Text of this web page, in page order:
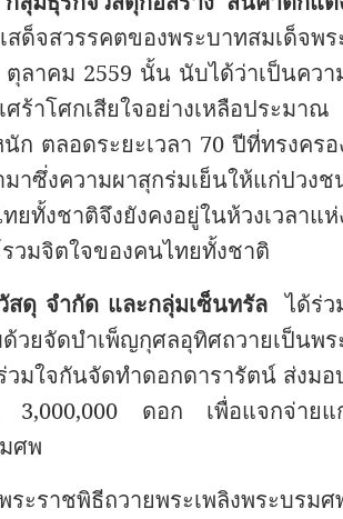
สด็จสวรรคตของพระบาทสมเด็จพร
ลาคม 2559 นั้น นับได้ว่าเป็นควา
ร้าโศกเสียใจอย่างเหลือประมาณ
ก ตลอดระยะเวลา 70 ปีที่ทรงครอ
าซึ่งความผาสุกร่มเย็นให้แก่ปวงช
ทั้งชาติจึงยังคงอยู่ในห้วงเวลาแห่
วมจิตใจของคนไทยทั้งชาติ
สดุ จำกัด และกลุ่มเซ็นทรัลได้ร่ว
วยจัดบำเพ็ญกุศลอุทิศถวายเป็นพร
มใจกันจัดทำดอกดารารัตน์ ส่งมอ
3,000,000 ดอก เพื่อแจกจ่ายแ
ศพ
ะราชพิธีถวายพระเพลิงพระบรมศ